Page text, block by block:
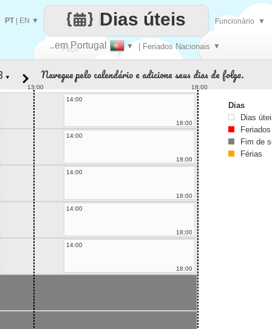
Faça
..em Portugal ▼ | Feriados Nacionais ▼
Dias úteis
PT| EN ▼ Funcionário ▼
▼ Navegue pelo calendário e adicione seus dias de folga.
13:00
18:00
14:00
18:00
14:00
18:00
14:00
18:00
14:00
18:00
14:00
18:00
Dias
Dias
Feriados
Fim de
Férias